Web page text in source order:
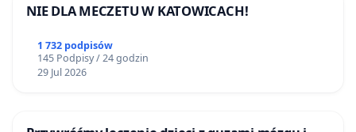
NIE DLA MECZETU W KATOWICACH!
1 732 podpisów
145 Podpisy / 24 godzin
29 Jul 2026